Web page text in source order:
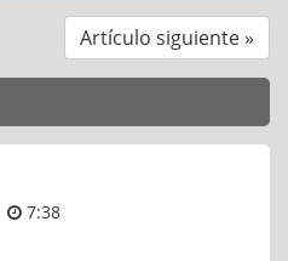
Artículo siguiente »
7:38